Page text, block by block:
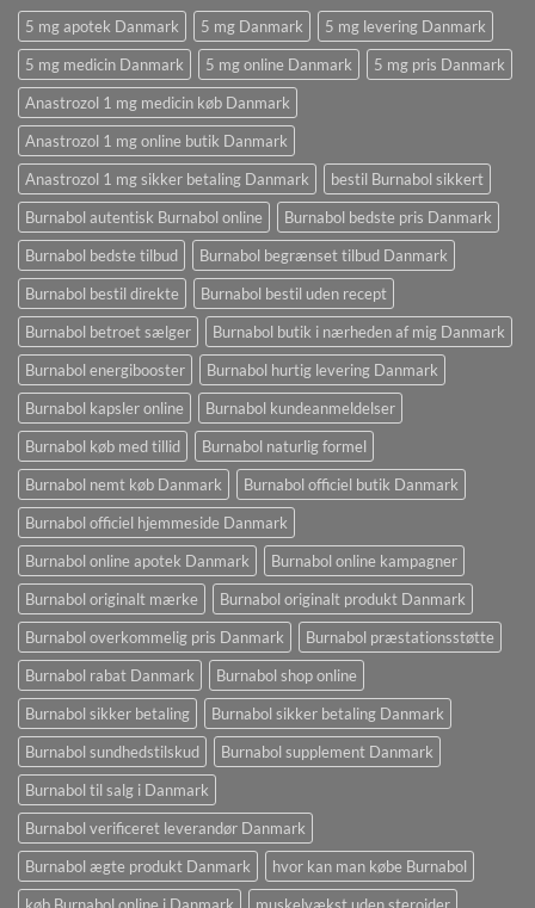
5 mg apotek Danmark 5 mg Danmark
5 mg levering Danmark
5 mg medicin Danmark
5 mg online Danmark
5 mg pris Danmark
Anastrozol 1 mg medicin køb Danmark
Anastrozol 1 mg online butik Danmark
Anastrozol 1 mg sikker betaling Danmark
bestil Burnabol sikkert
Burnabol autentisk Burnabol online
Burnabol bedste pris Danmark
Burnabol bedste tilbud
Burnabol begrænset tilbud Danmark
Burnabol bestil direkte
Burnabol bestil uden recept
Burnabol betroet sælger
Burnabol butik i nærheden af ​​mig Danmark
Burnabol energibooster
Burnabol hurtig levering Danmark
Burnabol kapsler online
Burnabol kundeanmeldelser
Burnabol køb med tillid
Burnabol naturlig formel
Burnabol nemt køb Danmark
Burnabol officiel butik Danmark
Burnabol officiel hjemmeside Danmark
Burnabol online apotek Danmark
Burnabol online kampagner
Burnabol originalt mærke
Burnabol originalt produkt Danmark
Burnabol overkommelig pris Danmark
Burnabol præstationsstøtte
Burnabol rabat Danmark
Burnabol shop online
Burnabol sikker betaling
Burnabol sikker betaling Danmark
Burnabol sundhedstilskud
Burnabol supplement Danmark
Burnabol til salg i Danmark
Burnabol verificeret leverandør Danmark
Burnabol ægte produkt Danmark
hvor kan man købe Burnabol